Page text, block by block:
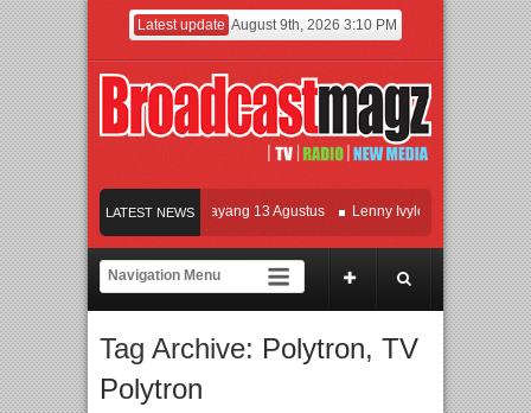
Latest update August 9th, 2026 3:10 PM
LATEST NEWS
Film KETOK MEJIK Siap Tayang 13 Agustus Lenny Ivylen: 26 Tahun Jaga
UI dan Universitas Agung Podomoro Jalin Kerja Sama Pendidikan dan Riset
Tag Archive: Polytron, TV
Polytron